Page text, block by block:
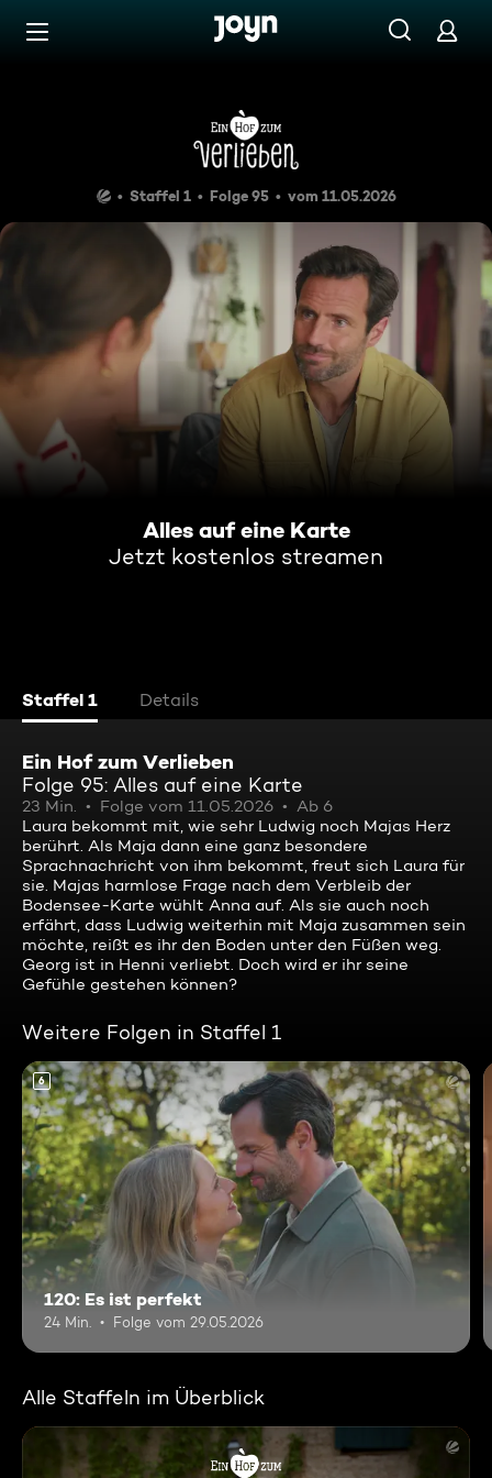
Zum Inhalt springen
Alles auf eine Karte
Staffel 1 Folge 95 vom 11.05.2026
Alles auf eine Karte
Jetzt kostenlos streamen
Staffel 1 Details
Ein Hof zum Verlieben
Folge 95: Alles auf eine Karte
23 Min. Folge vom 11.05.2026
Ab 6
Laura bekommt mit, wie sehr Ludwig noch Majas Herz
berührt. Als Maja dann eine ganz besondere
Sprachnachricht von ihm bekommt, freut sich Laura für
sie. Majas harmlose Frage nach dem Verbleib der
Bodensee-Karte wühlt Anna auf. Als sie auch noch
erfährt, dass Ludwig weiterhin mit Maja zusammen sein
möchte, reißt es ihr den Boden unter den Füßen weg.
Georg ist in Henni verliebt. Doch wird er ihr seine
Gefühle gestehen können?
Weitere Folgen in Staffel 1
6
120: Es ist perfekt
24 Min. Folge vom 29.05.2026
Alle Staffeln im Überblick